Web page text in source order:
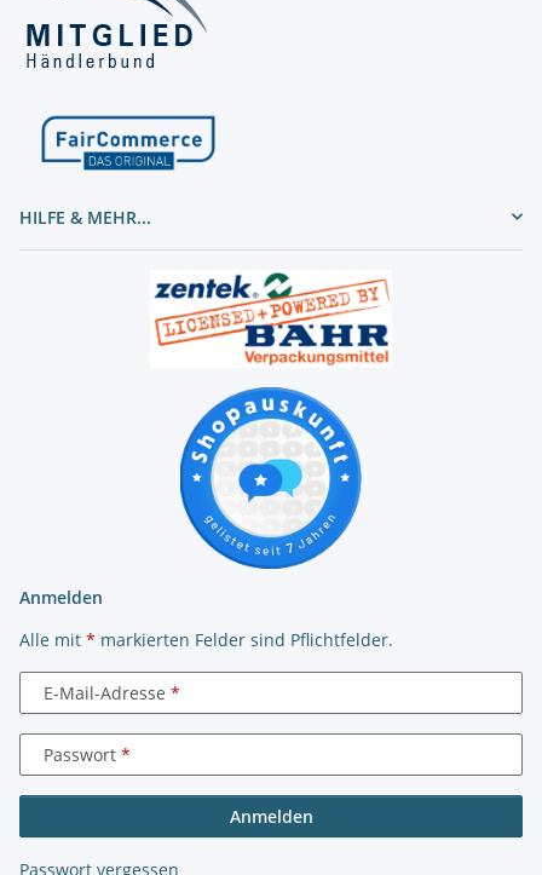
HILFE & MEHR...
Anmelden
Alle mit * markierten Felder sind Pflichtfelder.
E-Mail-Adresse
Passwort
Anmelden
Passwort vergessen